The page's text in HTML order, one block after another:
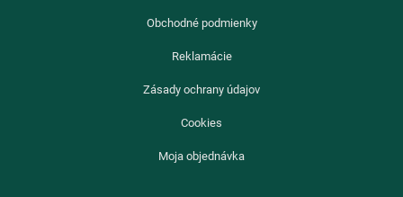
Obchodné podmienky
Reklamácie
Zásady ochrany údajov
Cookies
Moja objednávka